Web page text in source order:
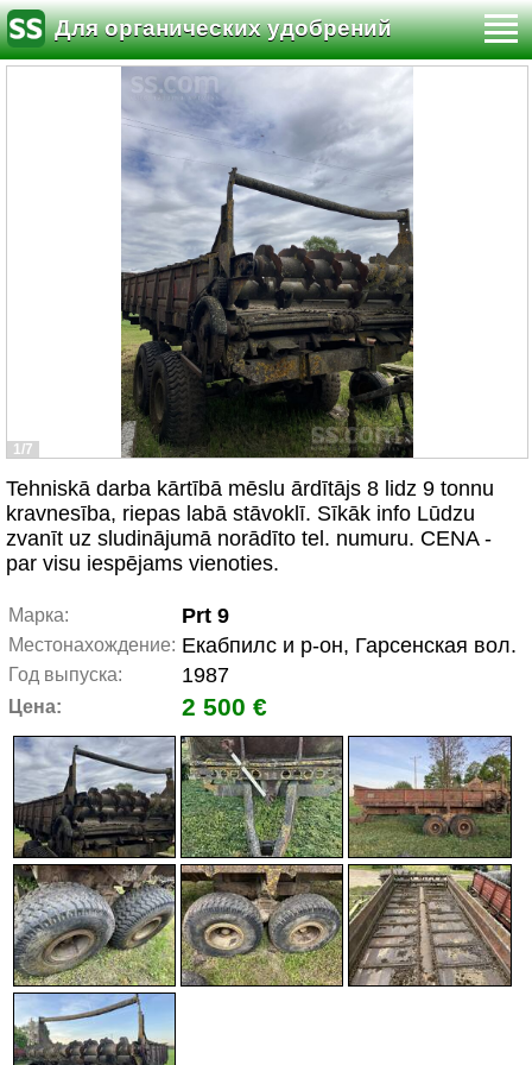
Для органических удобрений
1/7
Tehniskā darba kārtībā mēslu ārdītājs 8 lidz 9 tonnu
kravnesība, riepas labā stāvoklī. Sīkāk info Lūdzu
zvanīt uz sludinājumā norādīto tel. numuru. CENA -
par visu iespējams vienoties.
Марка: Prt 9
Местонахождение: Екабпилс и р-он, Гарсенская вол.
Год выпуска: 1987
Цена: 2 500 €